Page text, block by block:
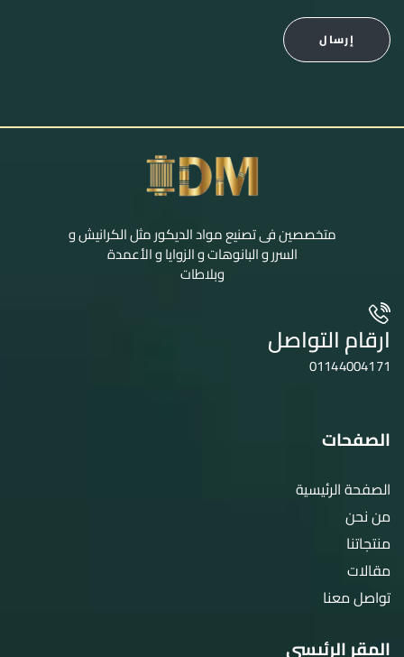
إرسال
متخصصين فى تصنيع مواد الديكور مثل الكرانيش و
السرر و البانوهات و الزوايا و الأعمدة
وبلاطات
ارقام التواصل
01144004171
الصفحات
الصفحة الرئيسية
من نحن
منتجاتنا
مقالات
تواصل معنا
المقر الرئيسى